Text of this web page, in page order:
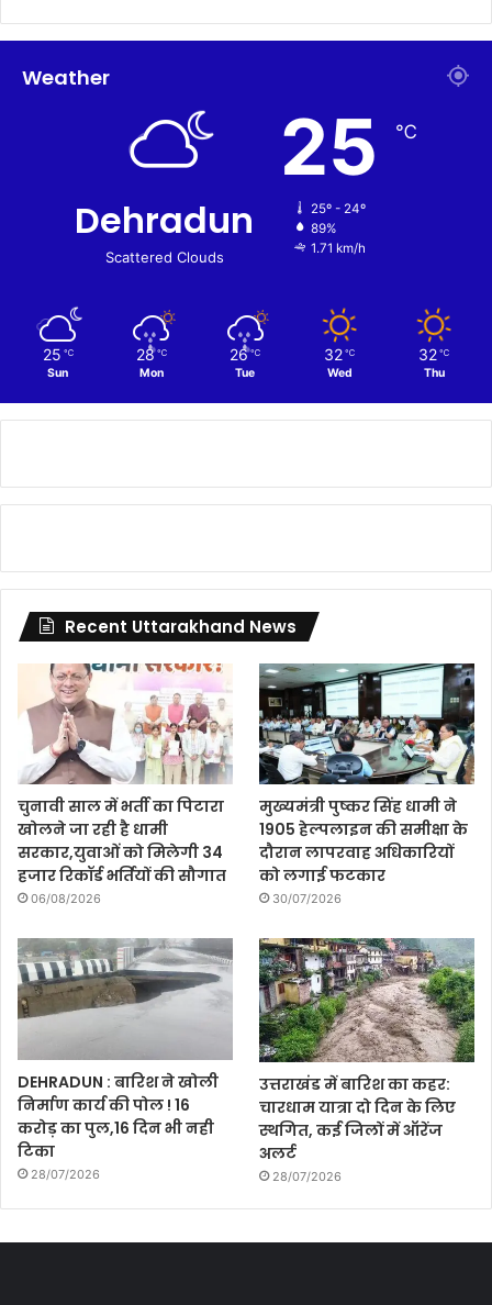
Weather
Dehradun
Scattered Clouds
25 ℃
25º - 24º
89%
1.71 km/h
25 ℃
Sun
28 ℃
Mon
26 ℃
Tue
32 ℃
Wed
32 ℃
Thu
Recent Uttarakhand News
चुनावी साल में भर्ती का पिटारा
खोलने जा रही है धामी
सरकार,युवाओं को मिलेगी 34
हजार रिकॉर्ड भर्तियों की सौगात
06/08/2026
मुख्यमंत्री पुष्कर सिंह धामी ने
1905 हेल्पलाइन की समीक्षा के
दौरान लापरवाह अधिकारियों
को लगाई फटकार
30/07/2026
DEHRADUN : बारिश ने खोली
निर्माण कार्य की पोल ! 16
करोड़ का पुल,16 दिन भी नही
टिका
28/07/2026
उत्तराखंड में बारिश का कहर:
चारधाम यात्रा दो दिन के लिए
स्थगित, कई जिलों में ऑरेंज
अलर्ट
28/07/2026